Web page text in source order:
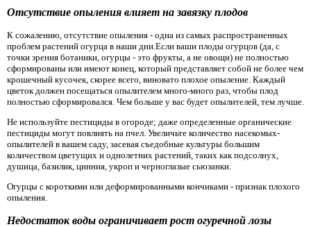
Отсутствие опыления влияет на завязку плодов
К сожалению, отсутствие опыления - одна из самых распространенных
проблем растений огурца в наши дни.Если ваши плоды огурцов (да, с
точки зрения ботаники, огурцы - это фрукты, а не овощи) не полностью
сформированы или имеют конец, который представляет собой не более чем
крошечный кусочек, скорее всего, виновато плохое опыление. Каждый
цветок должен посещаться опылителем много-много раз, чтобы плод
полностью сформировался. Чем больше у вас будет опылителей, тем лучше.
Не используйте пестициды в огороде; даже определенные органические
пестициды могут повлиять на пчел. Увеличьте количество насекомых-
опылителей в вашем саду, засевая съедобные культуры большим
количеством цветущих и однолетних растений, таких как подсолнух,
душица, базилик, цинния, укроп и черноглазые сьюзанки.
Огурцы с короткими или деформированными кончиками - признак плохого
опыления.
Недостаток воды ограничивает рост огуречной лозы